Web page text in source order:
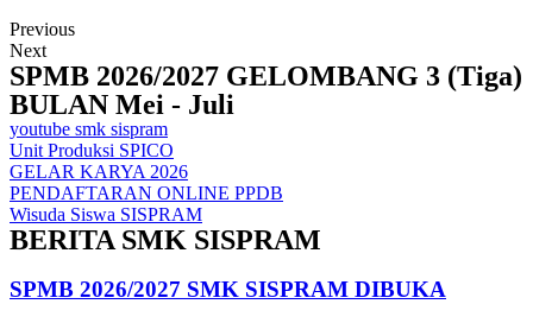
Previous
Next
SPMB 2026/2027 GELOMBANG 3 (Tiga)
BULAN Mei - Juli
youtube smk sispram
Unit Produksi SPICO
GELAR KARYA 2026
PENDAFTARAN ONLINE PPDB
Wisuda Siswa SISPRAM
BERITA SMK SISPRAM
SPMB 2026/2027 SMK SISPRAM DIBUKA